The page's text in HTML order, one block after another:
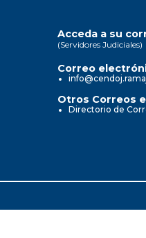
Acceda a su
(Servidores Judiciales)
Correo
Otros Correos
Directorio de